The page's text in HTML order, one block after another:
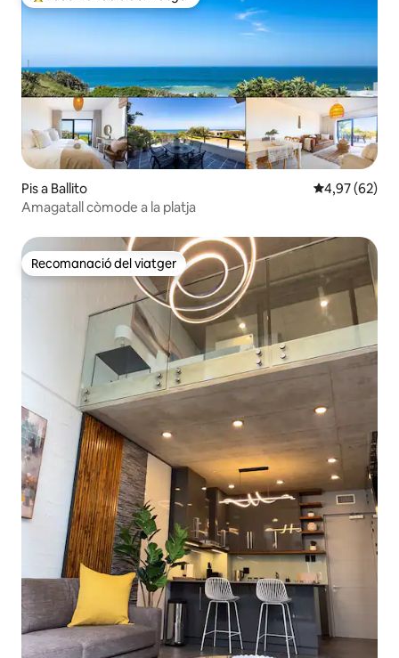
Principals recomanacions dels viatgers
Pis a Ballito 4,97 de
4,97 (62)
Amagatall còmode a la platja
Recomanació del viatger
Recomanació del viatger